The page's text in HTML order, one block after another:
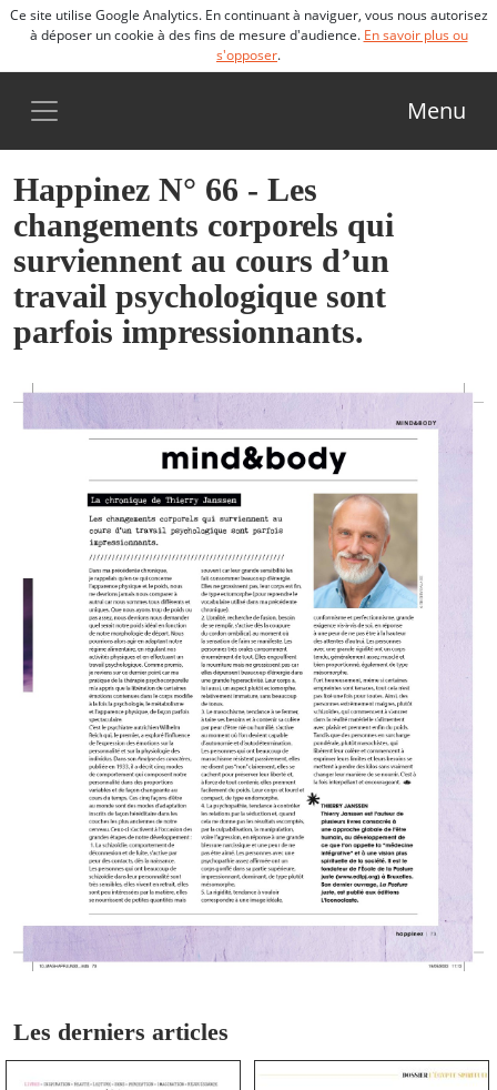
Ce site utilise Google Analytics. En continuant à naviguer, vous nous autorisez
à déposer un cookie à des fins de mesure d'audience. En savoir plus ou
s'opposer.
Menu
Happinez N° 66 - Les
changements corporels qui
surviennent au cours d’un
travail psychologique sont
parfois impressionnants.
Les derniers articles